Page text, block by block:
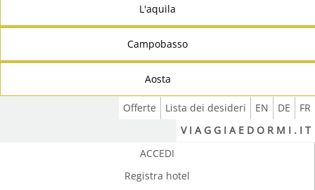
L'aquila
Campobasso
Aosta
FR
DE
EN
Lista dei desideri
Offerte
V I A G G I A E D O R M I . I T
ACCEDI
Registra hotel